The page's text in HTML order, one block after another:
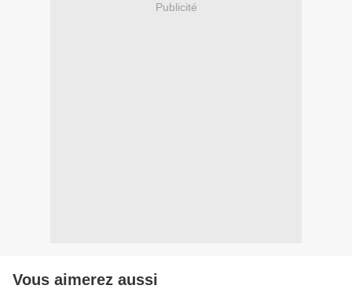
Publicité
Vous aimerez aussi